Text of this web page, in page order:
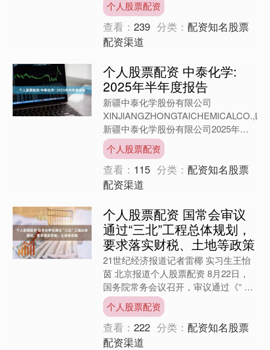
对此，阿里云人士....
个人股票配资
查看：239 分类：配资知名股票
配资渠道
个人股票配资 中泰化学:
2025年半年度报告
新疆中泰化学股份有限公司
新疆中泰化学股份有限公司2025年半
年度报告公司董事会、监事会及董事、
监....
个人股票配资
查看： 115 分类：配资知名股票
配资渠道
个人股票配资 国常会审议
通过“三北”工程总体规划，
要求落实财税、土地等政策
21世纪经济报道记者雷椰 实习生王怡
茵 北京报道个人股票配资 8月22日，
国务院常务会议召开，审议通过《“ 三
北”工程总体规划》。会议指出，实
施“三北”工程是国....
个人股票配资
查看：222 分类：配资知名股票
配资渠道